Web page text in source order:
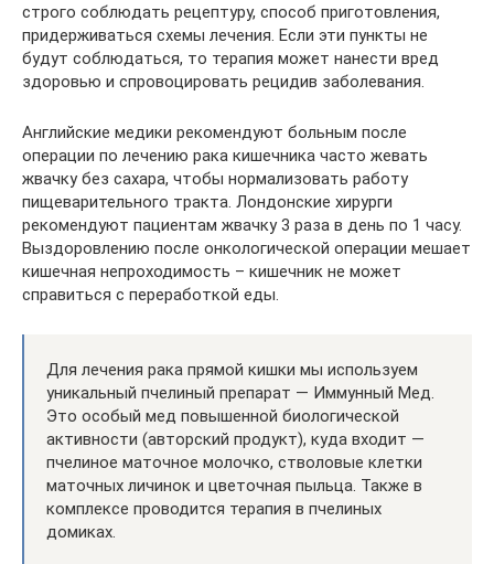
строго соблюдать рецептуру, способ приготовления,
придерживаться схемы лечения. Если эти пункты не
будут соблюдаться, то терапия может нанести вред
здоровью и спровоцировать рецидив заболевания.
Английские медики рекомендуют больным после
операции по лечению рака кишечника часто жевать
жвачку без сахара, чтобы нормализовать работу
пищеварительного тракта. Лондонские хирурги
рекомендуют пациентам жвачку 3 раза в день по 1 часу.
Выздоровлению после онкологической операции мешает
кишечная непроходимость – кишечник не может
справиться с переработкой еды.
Для лечения рака прямой кишки мы используем
уникальный пчелиный препарат — Иммунный Мед.
Это особый мед повышенной биологической
активности (авторский продукт), куда входит —
пчелиное маточное молочко, стволовые клетки
маточных личинок и цветочная пыльца. Также в
комплексе проводится терапия в пчелиных
домиках.